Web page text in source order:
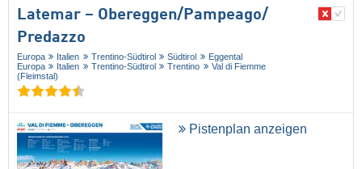
Latemar – Obereggen/​Pampeago/​
Predazzo
Europa Italien Trentino-Südtirol Südtirol
Eggental
Europa
Italien Trentino-Südtirol Trentino
Val di Fiemme
(Fleimstal)
Pistenplan anzeigen